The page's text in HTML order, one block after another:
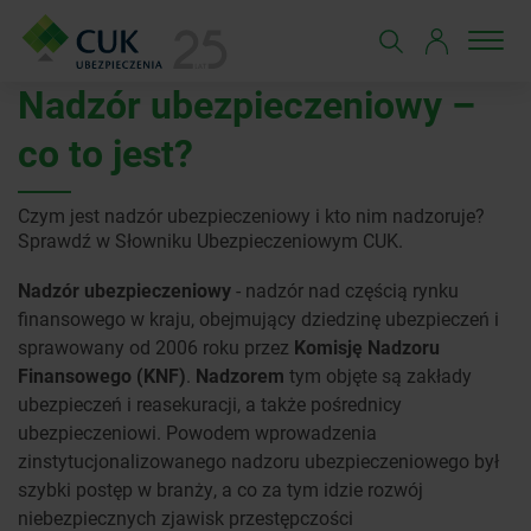
Nadzór ubezpieczeniowy –
co to jest?
Czym jest nadzór ubezpieczeniowy i kto nim nadzoruje?
Sprawdź w Słowniku Ubezpieczeniowym CUK.
Nadzór ubezpieczeniowy- nadzór nad częścią rynku
finansowego w kraju, obejmujący dziedzinę ubezpieczeń i
sprawowany od 2006 roku przez Komisję Nadzoru
Finansowego (KNF) Nadzorem tym objęte są zakłady
ubezpieczeń i reasekuracji, a także pośrednicy
ubezpieczeniowi. Powodem wprowadzenia
zinstytucjonalizowanego nadzoru ubezpieczeniowego był
szybki postęp w branży, a co za tym idzie rozwój
niebezpiecznych zjawisk przestępczości